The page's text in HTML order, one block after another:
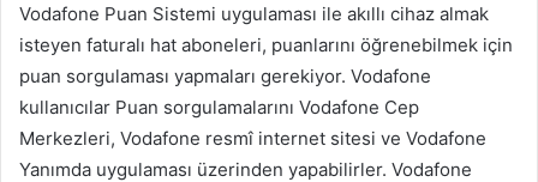
Vodafone Puan Sistemi uygulaması ile akıllı cihaz almak
isteyen faturalı hat aboneleri, puanlarını öğrenebilmek için
puan sorgulaması yapmaları gerekiyor. Vodafone
kullanıcılar Puan sorgulamalarını Vodafone Cep
Merkezleri, Vodafone resmî internet sitesi ve Vodafone
Yanımda uygulaması üzerinden yapabilirler. Vodafone